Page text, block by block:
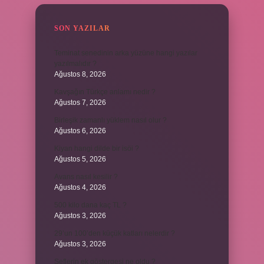
SON YAZILAR
Ağustos 8, 2026
Ağustos 7, 2026
Ağustos 6, 2026
Ağustos 5, 2026
Ağustos 4, 2026
Ağustos 3, 2026
Ağustos 3, 2026